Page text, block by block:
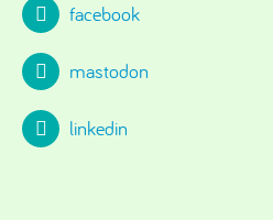
facebook
mastodon
linkedin